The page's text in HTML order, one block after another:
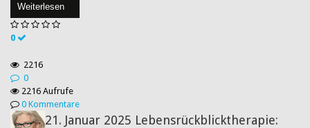
Weiterlesen
0
2216
0
2216 Aufrufe
0 Kommentare
21. Januar 2025 Lebensrückblicktherapie: